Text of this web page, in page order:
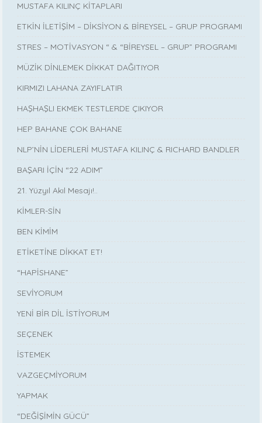
MUSTAFA KILINÇ KİTAPLARI
ETKİN İLETİŞİM – DİKSİYON & BİREYSEL – GRUP PROGRAMI
STRES – MOTİVASYON “ & “BİREYSEL – GRUP” PROGRAMI
MÜZİK DİNLEMEK DİKKAT DAĞITIYOR
KIRMIZI LAHANA ZAYIFLATIR
HAŞHAŞLI EKMEK TESTLERDE ÇIKIYOR
HEP BAHANE ÇOK BAHANE
NLP’NİN LİDERLERİ MUSTAFA KILINÇ & RICHARD BANDLER
BAŞARI İÇİN “22 ADIM”
21. Yüzyıl Akıl Mesajı!..
KİMLER-SİN
BEN KİMİM
ETİKETİNE DİKKAT ET!
“HAPİSHANE”
SEVİYORUM
YENİ BİR DİL İSTİYORUM
SEÇENEK
İSTEMEK
VAZGEÇMİYORUM
YAPMAK
“DEĞİŞİMİN GÜCÜ”